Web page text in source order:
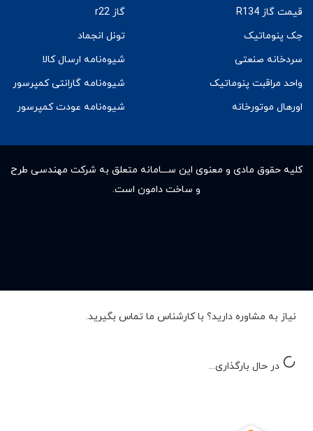
قیمت گاز R134
جک پنوماتیک
سردخانه صنعتی
واحد مراقبت پنوماتیک
اورهال موتورخانه
گاز r22
تونل انجماد
شیوه‌نامه ارسال کالا
شیوه‌نامه گارانتی کمپرسور
شیوه‌نامه عودت کمپرسور
کلیه حقوق مادى و معنوى این ســـامانه متعلق به شرکت مهندسی طرح
و ساخت دامون است.
نیاز به مشاوره دارید؟ با کارشناس ما تماس بگیرید.
در حال بارگذاری...